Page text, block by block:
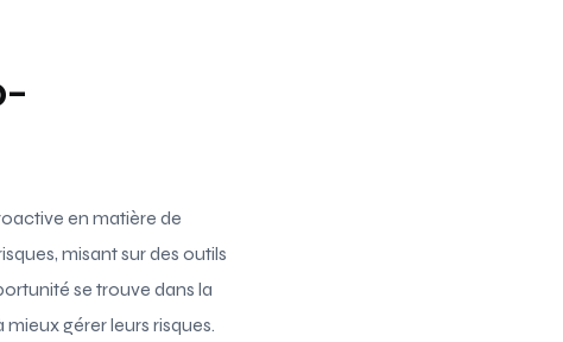
en matière de
misant sur des outils
se trouve dans la
gérer leurs risques.